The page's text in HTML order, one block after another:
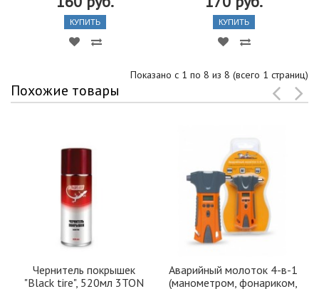
КУПИТЬ КУПИТЬ
Показано с 1 по 8 из 8 (всего 1 страниц)
Похожие товары
Чернитель покрышек
"Black tire", 520мл 3TON
Аварийный молоток 4-в-1
(манометром, фонариком,